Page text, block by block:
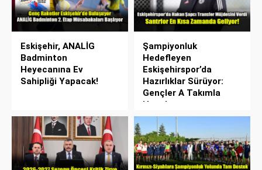
Eskişehir, ANALİG
Badminton
Heyecanına Ev
Sahipliği Yapacak!
Şampiyonluk
Hedefleyen
Eskişehirspor’da
Hazırlıklar Sürüyor:
Gençler A Takımla
Hazırlanıyor